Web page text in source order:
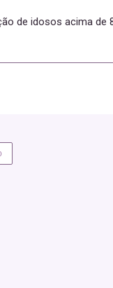
de idosos acima de